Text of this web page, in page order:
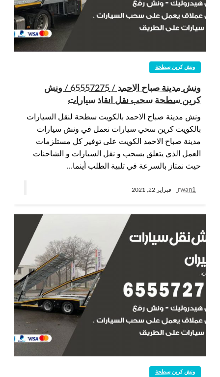
ونش كرين سطحة
ونش مدينة صباح الاحمد / 65557275 / ونش
كرين سطحة سحب نقل انقاذ سيارات
ونش مدينة صباح الاحمد بالكويت سطحة لنقل السيارات
بالكويت كرين سحي سيارات نعمل في ونش سيارات
مدينة صباح الاحمد الكويت على توفير كل مستلزمات
العمل الذي يتعلق بسحب و نقل السيارات و الشاحنات
حيث نمتاز بالسرعة في تلبية الطلب أينما…
rwan1 فبراير 22, 2021
ونش كرين سطحة